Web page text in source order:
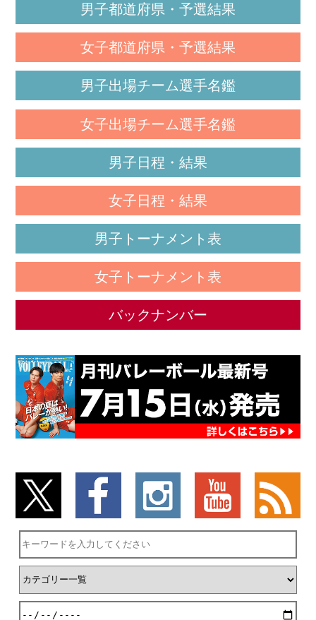
男子都道府県・予選結果
女子都道府県・予選結果
男子出場チーム選手名鑑
女子出場チーム選手名鑑
男子日程・結果
女子日程・結果
男子トーナメント表
女子トーナメント表
バックナンバー